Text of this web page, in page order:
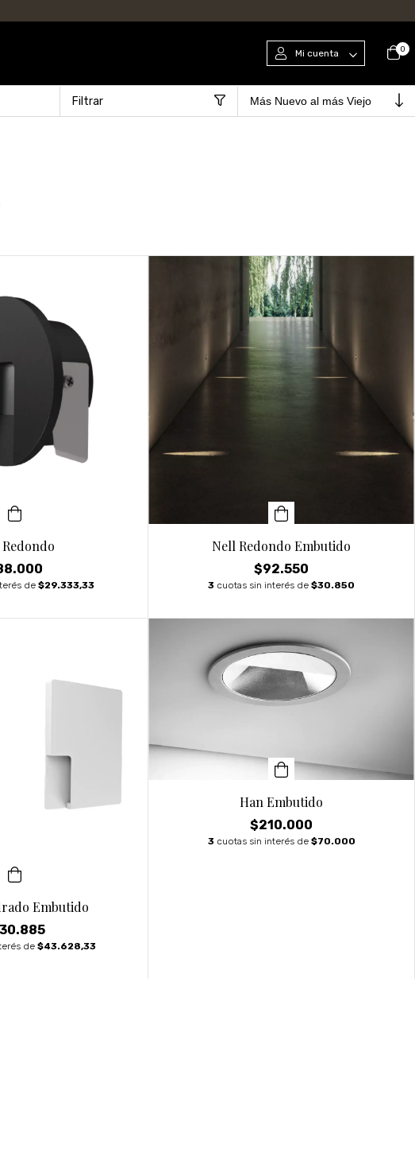
Mi cuenta 0
Filtrar
de $29.333,33
Nell Redondo Embutido
$92.550
3 cuotas sin interés de $30.850
Embutido
de $43.628,33
Han Embutido
$210.000
3 cuotas sin interés de $70.000